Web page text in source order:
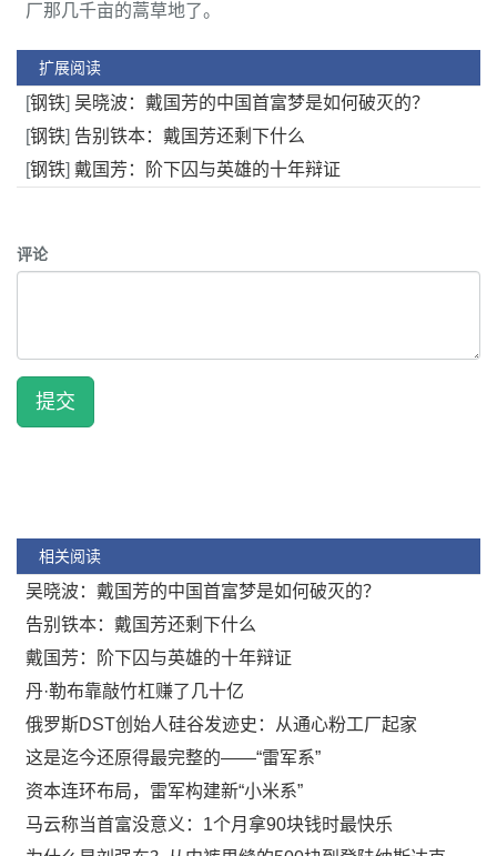
厂那几千亩的蒿草地了。
扩展阅读
[钢铁] 吴晓波：戴国芳的中国首富梦是如何破灭的？
[钢铁] 告别铁本：戴国芳还剩下什么
[钢铁] 戴国芳：阶下囚与英雄的十年辩证
评论
提交
相关阅读
吴晓波：戴国芳的中国首富梦是如何破灭的？
告别铁本：戴国芳还剩下什么
戴国芳：阶下囚与英雄的十年辩证
丹·勒布靠敲竹杠赚了几十亿
俄罗斯DST创始人硅谷发迹史：从通心粉工厂起家
这是迄今还原得最完整的——“雷军系”
资本连环布局，雷军构建新“小米系”
马云称当首富没意义：1个月拿90块钱时最快乐